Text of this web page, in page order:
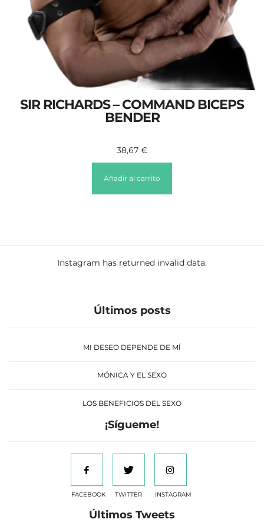
SIR RICHARDS – COMMAND BICEPS
BENDER
38,67 €
Añadir al carrito
Instagram has returned invalid data.
Últimos posts
MI DESEO DEPENDE DE MÍ
MÓNICA Y EL SEXO
LOS BENEFICIOS DEL SEXO
¡Sígueme!
FACEBOOK TWITTER INSTAGRAM
Últimos Tweets